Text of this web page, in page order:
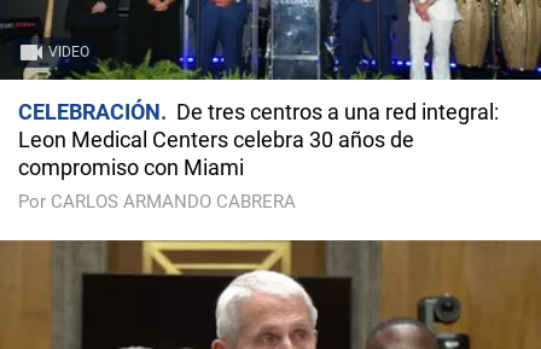
VIDEO
CELEBRACIÓN
De tres centros a una red integral:
Leon Medical Centers celebra 30 años de
compromiso con Miami
Por CARLOS ARMANDO CABRERA